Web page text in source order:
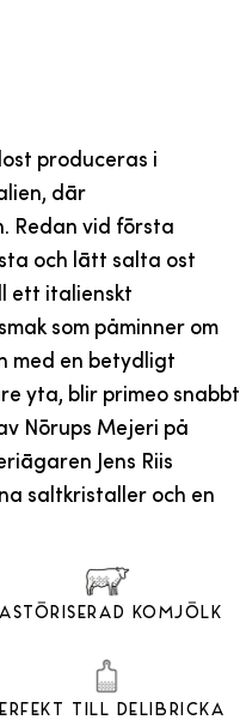
produceras i
där
Redan vid första
och lätt salta ost
ett italienskt
som påminner om
med en betydligt
yta, blir primeo snabbt
Nörups Mejeri på
Jens Riis
saltkristaller och en
Komjölk
till Delibricka